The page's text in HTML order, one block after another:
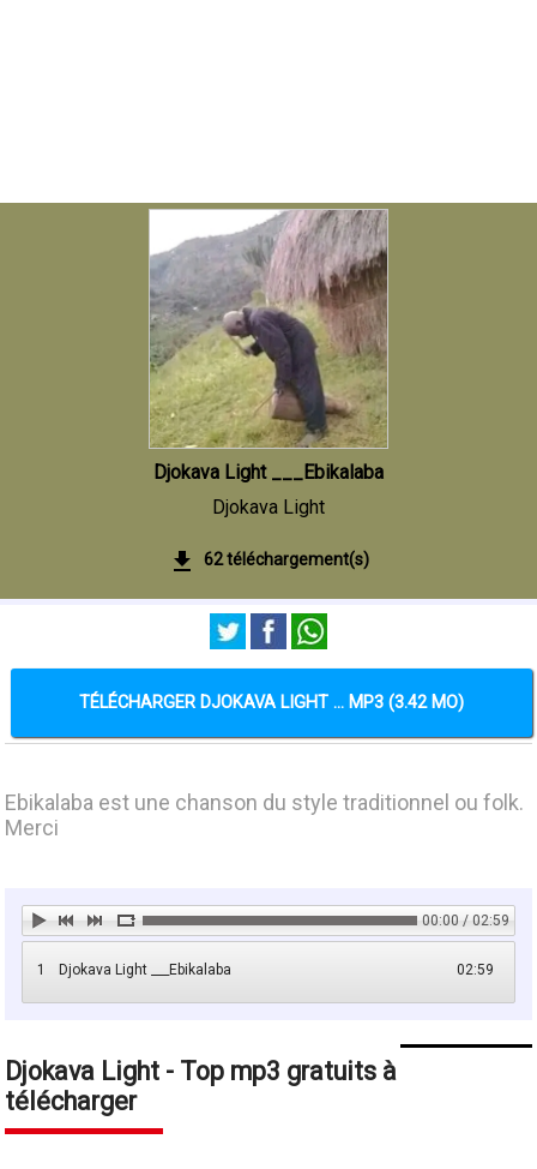
Djokava Light ___Ebikalaba
Djokava Light
62 téléchargement(s)
TÉLÉCHARGER DJOKAVA LIGHT ... MP3 (3.42 MO)
Ebikalaba est une chanson du style traditionnel ou folk.
Merci
00:00 / 02:59
1 02:59
Djokava Light ___Ebikalaba
Djokava Light - Top mp3 gratuits à
télécharger